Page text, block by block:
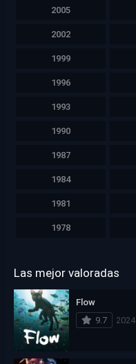
2005
2002
1999
1996
1993
1990
1987
1984
1981
1978
Las mejor valoradas
Flow
9.7
2024